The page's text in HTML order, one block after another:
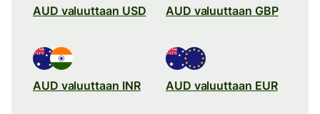
AUD valuuttaan USD AUD valuuttaan GBP
AUD valuuttaan INR AUD valuuttaan EUR